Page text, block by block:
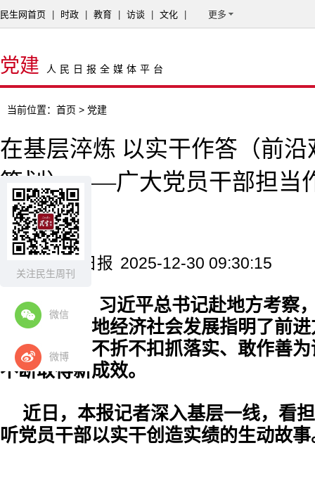
关注民生周刊
微信
微博
民生网首页 时政 教育 访谈 文化 更多
党建 人民日报全媒体平台
当前位置： 首页 > 党建
在基层淬炼 以实干作答（前沿
策划）——广大党员干部担当
线剪影
来源：人民日报 2025-12-30 09:30:15
2025年，习近平总书记赴地方考察
讲话，为各地经济社会发展指明了前
大党员干部不折不扣抓落实、敢作善
不断取得新成效。
近日，本报记者深入基层一线，看
听党员干部以实干创造实绩的生动故事